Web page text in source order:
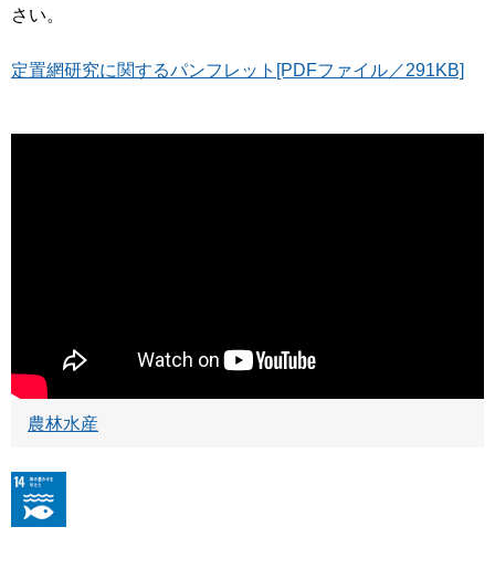
さい。
定置網研究に関するパンフレット[PDFファイル／291KB]
農林水産